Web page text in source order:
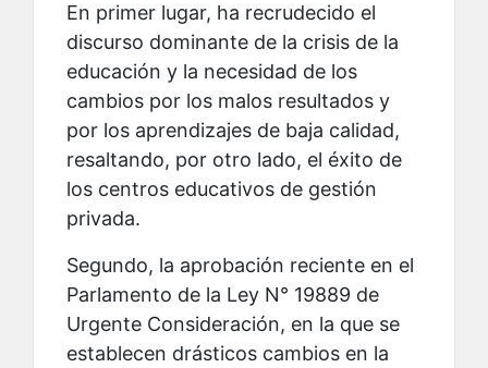
En primer lugar, ha recrudecido el
discurso dominante de la crisis de la
educación y la necesidad de los
cambios por los malos resultados y
por los aprendizajes de baja calidad,
resaltando, por otro lado, el éxito de
los centros educativos de gestión
privada.
Segundo, la aprobación reciente en el
Parlamento de la Ley N° 19889 de
Urgente Consideración, en la que se
establecen drásticos cambios en la